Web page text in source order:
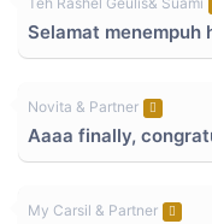
Selamat menempuh
Novita & Partner
Aaaa finally,
My Carsil & Partner